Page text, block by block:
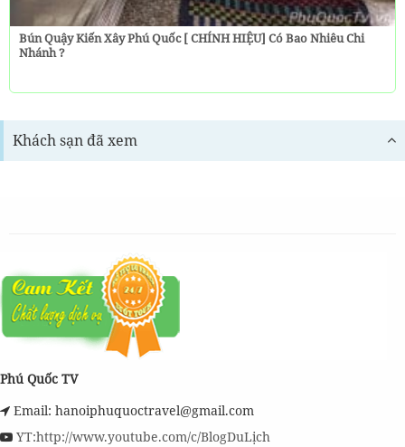
Bún Quậy Kiến Xây Phú Quốc [ CHÍNH HIỆU] Có Bao Nhiêu Chi
Nhánh ?
Khách sạn đã xem
Phú Quốc TV
Email: hanoiphuquoctravel@gmail.com
YT:http://www.youtube.com/c/BlogDuLịch